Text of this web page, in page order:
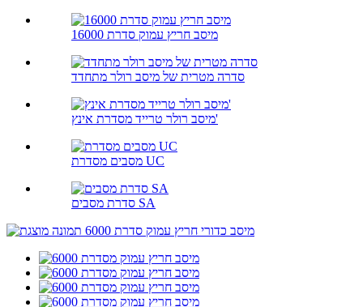
מיסב חריץ עמוק סדרת 16000
סדרה מטרית של מיסב רולר מתחדד
מיסב רולר טרייד מסדרת אינץ'
מסבים מסדרת UC
סדרת מסבים SA